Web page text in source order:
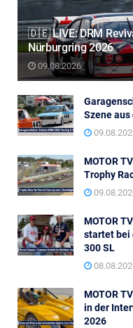
🇩🇪 LIVE: DRM
Nürburgring 2026
09.08.2026
Szene
MOTOR
Trophy
MOTOR
startet bei
300 SL
MOTOR
in der
2026